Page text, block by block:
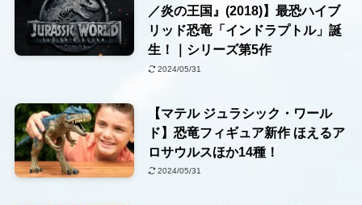
／炎の王国』(2018)】最恐ハイブ
リッド恐竜「インドラプトル」誕
生！｜シリーズ第5作
2024/05/31
【マテル ジュラシック・ワール
ド】恐竜フィギュア新作 ほえるア
ロサウルスほか14種！
2024/05/31